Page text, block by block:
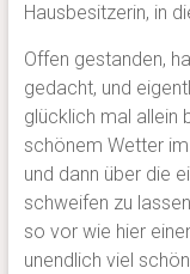
Hausbesitzerin, in
Offen gestanden,
gedacht, und
glücklich mal allein
schönem Wetter
und dann über die
schweifen zu
so vor wie hier
unendlich viel